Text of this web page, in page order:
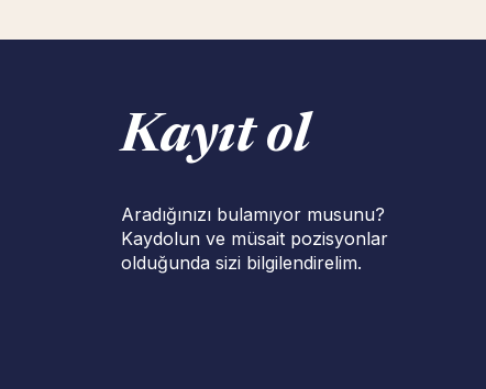
Kayıt ol
Aradığınızı bulamıyor musunu?
Kaydolun ve müsait pozisyonlar
olduğunda sizi bilgilendirelim.